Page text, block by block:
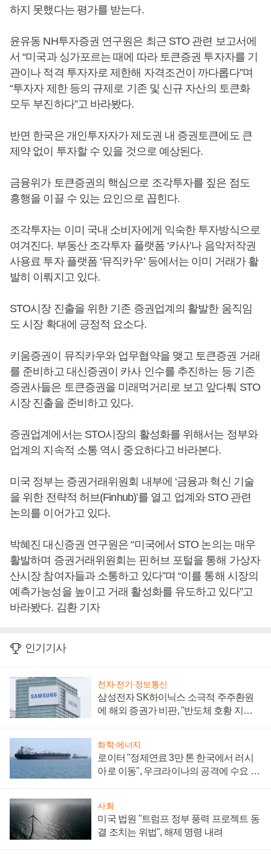
하지 못했다는 평가를 받는다.
윤유동 NH투자증권 연구원은 최근 STO 관련 보고서에
서 “미국과 싱가포르는 때에 따라 토큰증권 투자자를 기
관이나 적격 투자자로 제한해 자격조건이 까다롭다”며
“투자자 제한 등의 규제로 기존 및 신규 자산의 토큰화
모두 부진하다”고 바라봤다.
반면 한국은 개인투자자가 제도권 내 증권토큰에도 큰
제약 없이 투자할 수 있을 것으로 예상된다.
금융위가 토큰증권의 핵심으로 조각투자를 짚은 점도
흥행을 이끌 수 있는 요인으로 꼽힌다.
조각투자는 이미 국내 소비자에게 익숙한 투자방식으로
여겨진다. 부동산 조각투자 플랫폼 ‘카사’나 음악저작권
사용료 투자 플랫폼 ‘뮤직카우’ 등에서는 이미 거래가 활
발히 이뤄지고 있다.
STO시장 진출을 위한 기존 증권업계의 활발한 움직임
도 시장 확대에 긍정적 요소다.
키움증권이 뮤직카우와 업무협약을 맺고 토큰증권 거래
를 준비하고 대신증권이 카사 인수를 추진하는 등 기존
증권사들은 토큰증권을 미래먹거리로 보고 앞다퉈 STO
시장 진출을 준비하고 있다.
증권업계에서는 STO시장의 활성화를 위해서는 정부와
업계의 지속적 소통 역시 중요하다고 바라본다.
미국 정부는 증권거래위원회 내부에 ‘금융과 혁신 기술
을 위한 전략적 허브(Finhub)’를 열고 업계와 STO 관련
논의를 이어가고 있다.
박혜진 대신증권 연구원은 “미국에서 STO 논의는 매우
활발하며 증권거래위원회는 핀허브 포털을 통해 가상자
산시장 참여자들과 소통하고 있다”며 “이를 통해 시장의
예측가능성을 높이고 거래 활성화를 유도하고 있다”고
바라봤다. 김환 기자
인기기사
전자·전기·정보통신
삼성전자 SK하이닉스 소극적 주주환원
에 해외 증권가 비판, "반도체 호황 지속
화학·에너지
로이터 "정제연료 3만 톤 한국에서 러시
아로 이동", 우크라이나의 공격에 수요 늘
사회
미국 법원 "트럼프 정부 풍력 프로젝트 동
결 조치는 위법", 해제 명령 내려